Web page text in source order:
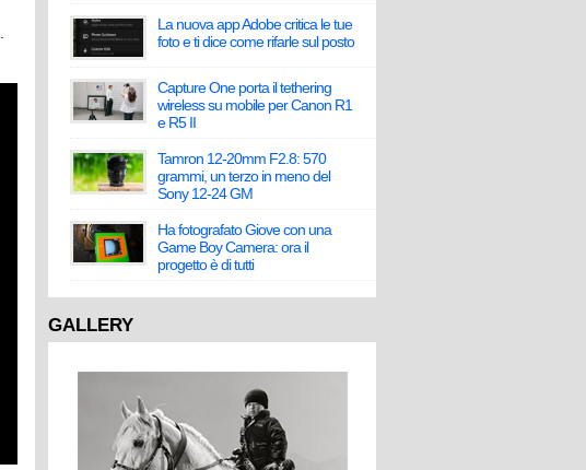
La nuova app Adobe critica le tue
foto e ti dice come rifarle sul posto
Capture One porta il tethering
wireless su mobile per Canon R1
e R5 II
Tamron 12-20mm F2.8: 570
grammi, un terzo in meno del
Sony 12-24 GM
Ha fotografato Giove con una
Game Boy Camera: ora il
progetto è di tutti
GALLERY